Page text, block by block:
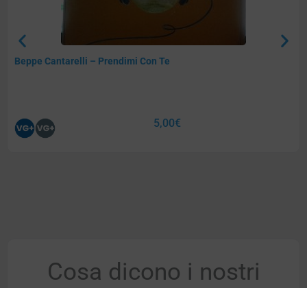
Beppe Cantarelli – Prendimi Con Te
5,00€
Cosa dicono i nostri